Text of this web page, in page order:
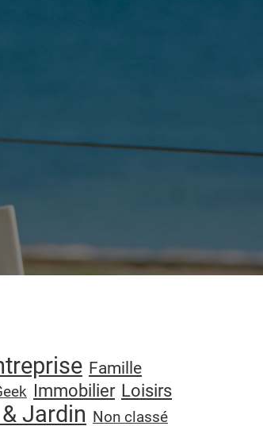
Famille
Immobilier Loisirs
Jardin Non classé